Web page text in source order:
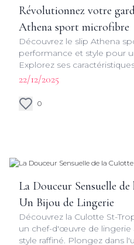
Révolutionnez votre
Athena sport microfibre
Découvrez le slip Athena
performance et style pour
Explorez ses
pour votre quotidien actif.
22/12/2025
0
La Douceur Sensuelle
Un Bijou de Lingerie
Découvrez la Culotte St-
un chef-d'œuvre de lingerie
style raffiné. Plongez dans